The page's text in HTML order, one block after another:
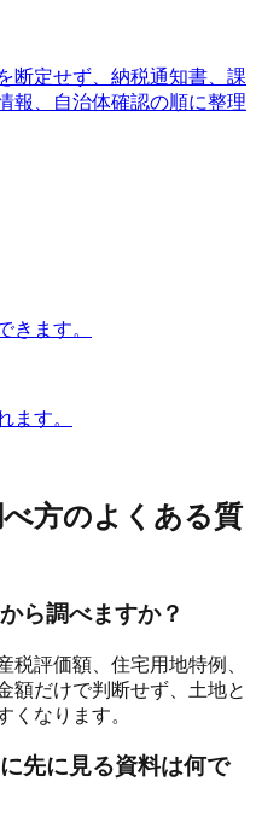
断定せず、納税通知書、課
報、自治体確認の順に整理
きます。
ます。
方のよくある質
ら調べますか？
税評価額、住宅用地特例、
額だけで判断せず、土地と
くなります。
先に見る資料は何で